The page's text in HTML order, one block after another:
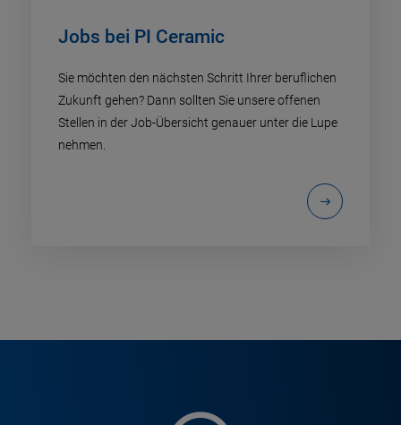
Jobs bei PI Ceramic
Sie möchten den nächsten Schritt Ihrer beruflichen
Zukunft gehen? Dann sollten Sie unsere offenen
Stellen in der Job-Übersicht genauer unter die Lupe
nehmen.